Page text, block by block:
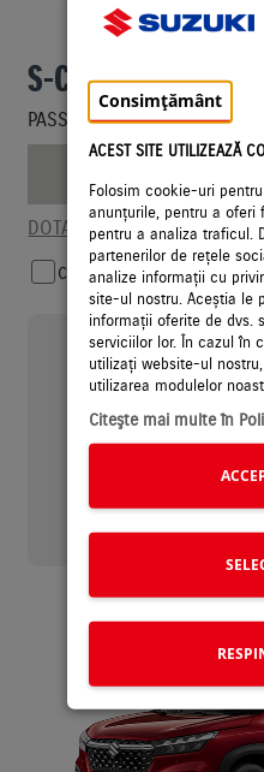
Consimțământ
ACEST SITE UTILIZEAZĂ
Folosim cookie-uri
anunțurile, pentru a
pentru a analiza traficul.
partenerilor de rețele
analize informații cu
site-ul nostru. Aceștia le
informații oferite de dvs.
serviciilor lor. În cazul în
utilizați website-ul
utilizarea modulelor
Citeşte mai multe în
Imagine cu
S-CROSS MILD
PASSION / 1.4L / 2WD / 6MT
DOTARI SI SPECIFICATII
COMPARA
Pret
de
1
CULOARE
ECHIPARE